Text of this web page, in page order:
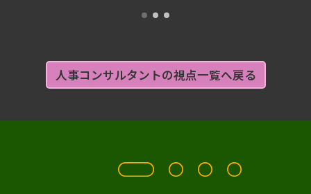
人事コンサルタントの視点一覧へ戻る